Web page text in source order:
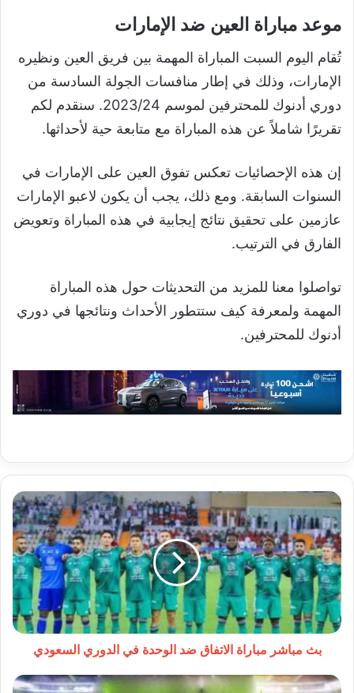
موعد مباراة العين ضد الإمارات
تُقام اليوم السبت المباراة المهمة بين فريق العين ونظيره
الإمارات، وذلك في إطار منافسات الجولة السادسة من
دوري أدنوك للمحترفين لموسم 2023/24. سنقدم لكم
تقريرًا شاملاً عن هذه المباراة مع متابعة حية لأحداثها.
إن هذه الإحصائيات تعكس تفوق العين على الإمارات في
السنوات السابقة. ومع ذلك، يجب أن يكون لاعبو الإمارات
عازمين على تحقيق نتائج إيجابية في هذه المباراة وتعويض
الفارق في الترتيب.
تواصلوا معنا للمزيد من التحديثات حول هذه المباراة
المهمة ولمعرفة كيف ستتطور الأحداث ونتائجها في دوري
أدنوك للمحترفين.
بث
مباشر
مباراة
الاتفاق
ضد
الوحدة
في
الدوري
السعودي
بث مباشر مباراة الاتفاق ضد الوحدة في الدوري السعودي
بث